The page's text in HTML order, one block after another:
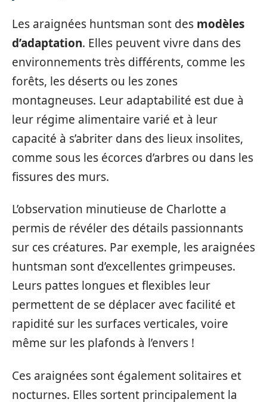
Les araignées huntsman sont des modèles
d’adaptation. Elles peuvent vivre dans des
environnements très différents, comme les
forêts, les déserts ou les zones
montagneuses. Leur adaptabilité est due à
leur régime alimentaire varié et à leur
capacité à s’abriter dans des lieux insolites,
comme sous les écorces d’arbres ou dans les
fissures des murs.
L’observation minutieuse de Charlotte a
permis de révéler des détails passionnants
sur ces créatures. Par exemple, les araignées
huntsman sont d’excellentes grimpeuses.
Leurs pattes longues et flexibles leur
permettent de se déplacer avec facilité et
rapidité sur les surfaces verticales, voire
même sur les plafonds à l’envers !
Ces araignées sont également solitaires et
nocturnes. Elles sortent principalement la